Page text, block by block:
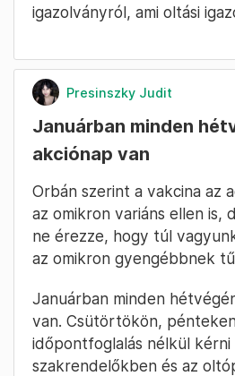
igazolványról, ami oltási
Presinszky Judit
Januárban minden
akciónap van
Orbán szerint a vakcina az
az omikron variáns ellen is,
ne érezze, hogy túl
az omikron gyengébbnek
Januárban minden
van. Csütörtökön,
időpontfoglalás nélkül kérni
szakrendelőkben és az